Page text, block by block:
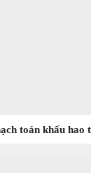
toán khấu hao